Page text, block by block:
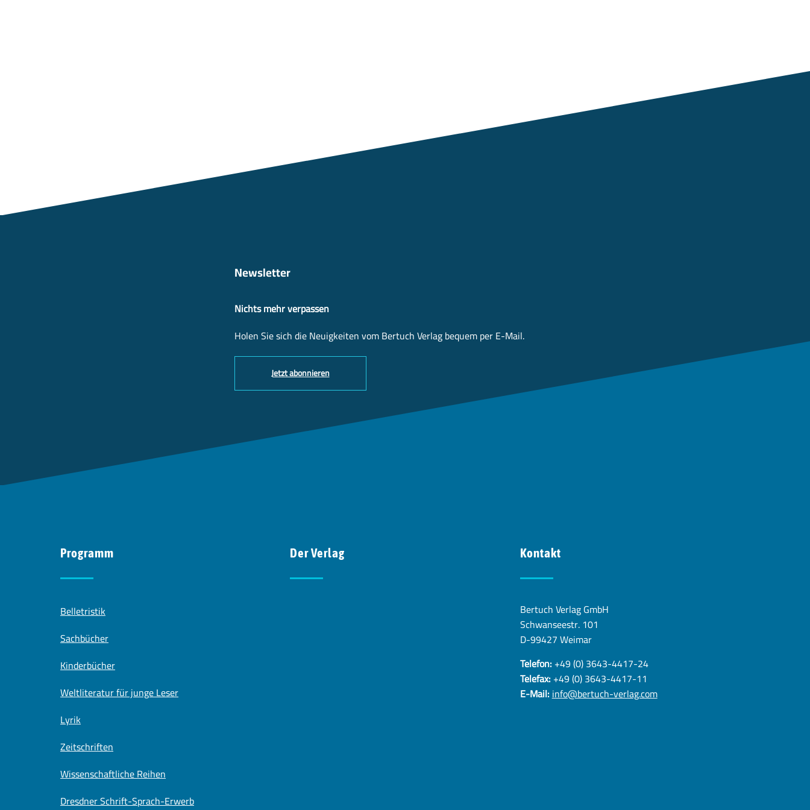
Newsletter
Nichts mehr verpassen
Holen Sie sich die Neuigkeiten vom Bertuch Verlag bequem per E-Mail.
Jetzt abonnieren
Programm
Belletristik
Sachbücher
Kinderbücher
Weltliteratur für junge Leser
Lyrik
Zeitschriften
Wissenschaftliche Reihen
Dresdner Schrift-Sprach-Erwerb
Der Verlag Kontakt
Bertuch Verlag GmbH
Schwanseestr. 101
D-99427 Weimar
Telefon:+49 (0) 3643-4417-24
Telefax:+49 (0) 3643-4417-11
E-Mail:info@bertuch-verlag.com